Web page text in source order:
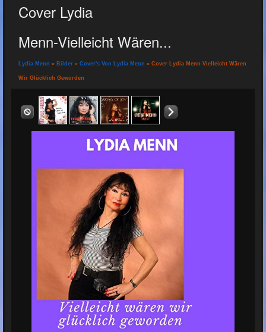
Cover Lydia
Menn-Vielleicht Wären...
Lydia Menn » Bilder » Cover's Von Lydia Menn » Cover Lydia Menn-Vielleicht Wären
Wir Glücklich Geworden